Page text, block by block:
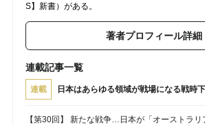
S】新書）がある。
著者プロフィール詳細
連載記事一覧
連載 日本はあらゆる領域が戦場になる戦時
【第30回】 新たな戦争…日本が「オーストラリ